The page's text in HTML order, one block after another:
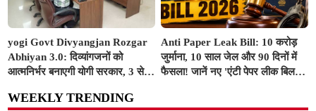
yogi Govt Divyangjan Rozgar
Abhiyan 3.0: दिव्यांगजनों को
आत्मनिर्भर बनाएगी योगी सरकार, 3 से
रोजगार शिविर
Anti Paper Leak Bill: 10 करोड़
जुर्माना, 10 साल जेल और 90 दिनों में
फैसला! जानें नए 'एंटी पेपर लीक बिल' से
WEEKLY TRENDING